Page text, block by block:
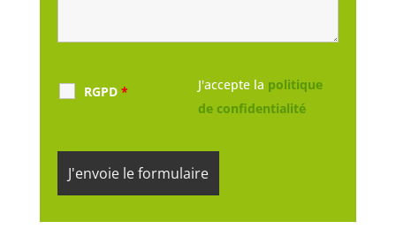
RGPD * J'accepte la politique
de confidentialité